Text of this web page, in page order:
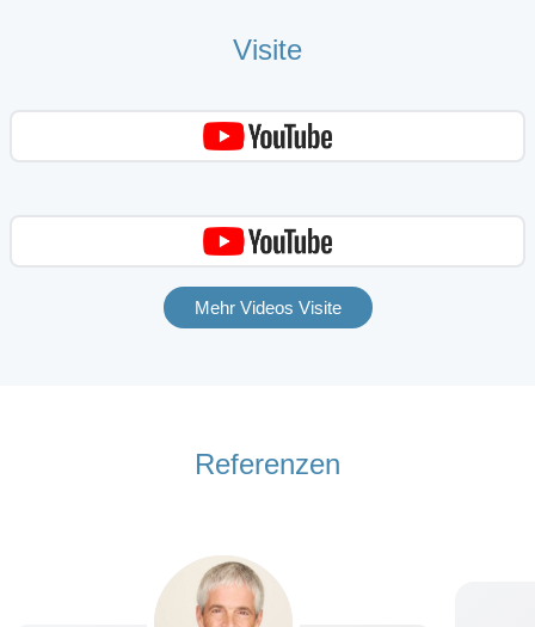
Visite
Mehr Videos Visite
Referenzen